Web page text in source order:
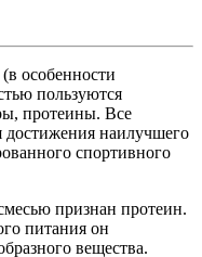
особенности
пользуются
протеины. Все
наилучшего
спортивного
признан протеин.
питания он
вещества.